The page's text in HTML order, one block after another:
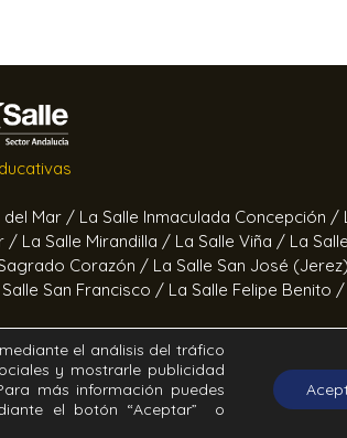
del Mar / La Salle Inmaculada Concepción /
/ La Salle Mirandilla / La Salle Viña / La
Corazón / La Salle San José
Salle San Francisco / La Salle Felipe Benito /
Alfa /Hogar San Ramón y San Fernando /
el análisis del tráfico
y mostrarle publicidad
más información puedes
el botón “Aceptar” o